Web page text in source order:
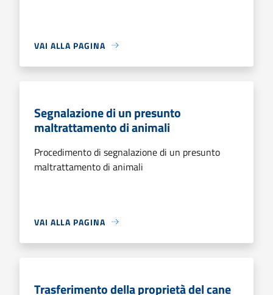
VAI ALLA PAGINA
Segnalazione di un presunto
maltrattamento di animali
Procedimento di segnalazione di un presunto
maltrattamento di animali
VAI ALLA PAGINA
Trasferimento della proprietà del cane